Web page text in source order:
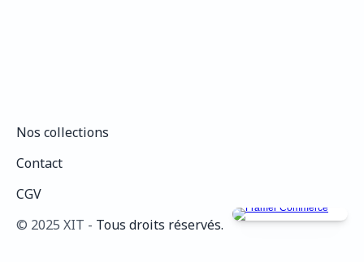
©️ 2025 XIT - Tous droits réservés.
Nos collections
Contact
CGV